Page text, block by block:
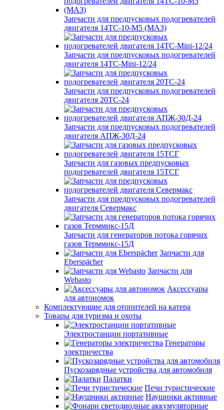
Запчасти для предпусковых подогревателей
двигателя 14ТС-10-М5 (МАЗ)
Запчасти для предпусковых подогревателей
двигателя 14ТС-Mini-12/24
Запчасти для предпусковых подогревателей
двигателя 20ТС-24
Запчасти для предпусковых подогревателей
двигателя АПЖ-30Д-24
Запчасти для газовых предпусковых
подогревателей двигателя 15ТСГ
Запчасти для предпусковых подогревателей
двигателя Севермакс
Запчасти для генераторов потока горячих
газов Терммикс-15Д
Запчасти для
Eberspächer
Запчасти для
Webasto
Аксессуары
для автономок
Комплектующие для отопителей на катера
Товары для туризма и охоты
Электростанции портативные
Генераторы
электричества
Пускозарядные устройства для автомобиля
Палатки
Печи туристические
Наушники активные